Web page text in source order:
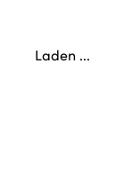
Laden ...